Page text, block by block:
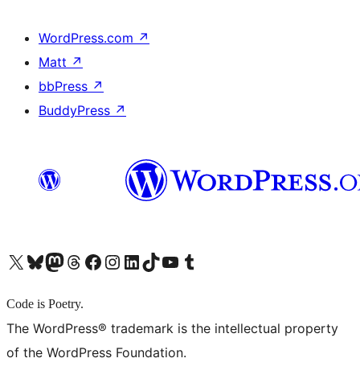
WordPress.com ↗
Matt ↗
bbPress ↗
BuddyPress ↗
X (旧 Twitter) アカウントへBluesky アカウントへMastodon アカウントへThreads アカウントへ Facebook ページへInstagram アカウントへ LinkedIn アカウントへTikTok アカウントへYouTube チャンネルへ Tumblr アカウントへ
Code is Poetry.
The WordPress® trademark is the intellectual property
of the WordPress Foundation.